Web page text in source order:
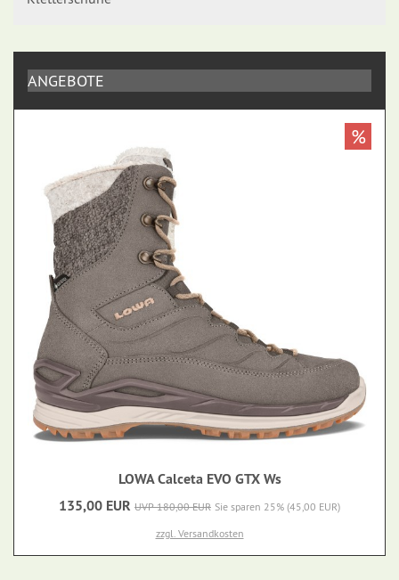
ANGEBOTE
LOWA Calceta EVO GTX Ws
135,00 EUR UVP 180,00 EUR Sie sparen 25% (45,00 EUR)
zzgl. Versandkosten
%